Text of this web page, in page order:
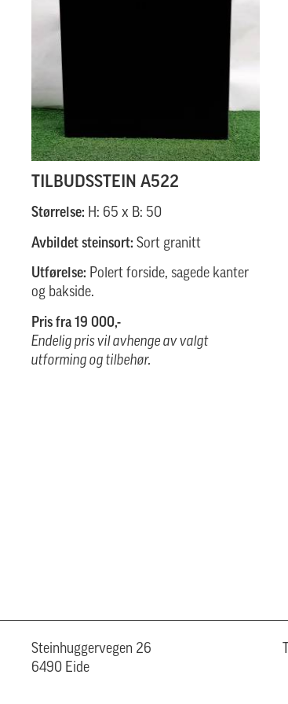
TILBUDSSTEIN A522
Størrelse: H: 65 x B: 50
Avbildet steinsort: Sort granitt
Utførelse: Polert forside, sagede kanter
og bakside.
Pris fra 19 000,-
Endelig pris vil avhenge av valgt
utforming og tilbehør.
Steinhuggervegen 26
6490 Eide